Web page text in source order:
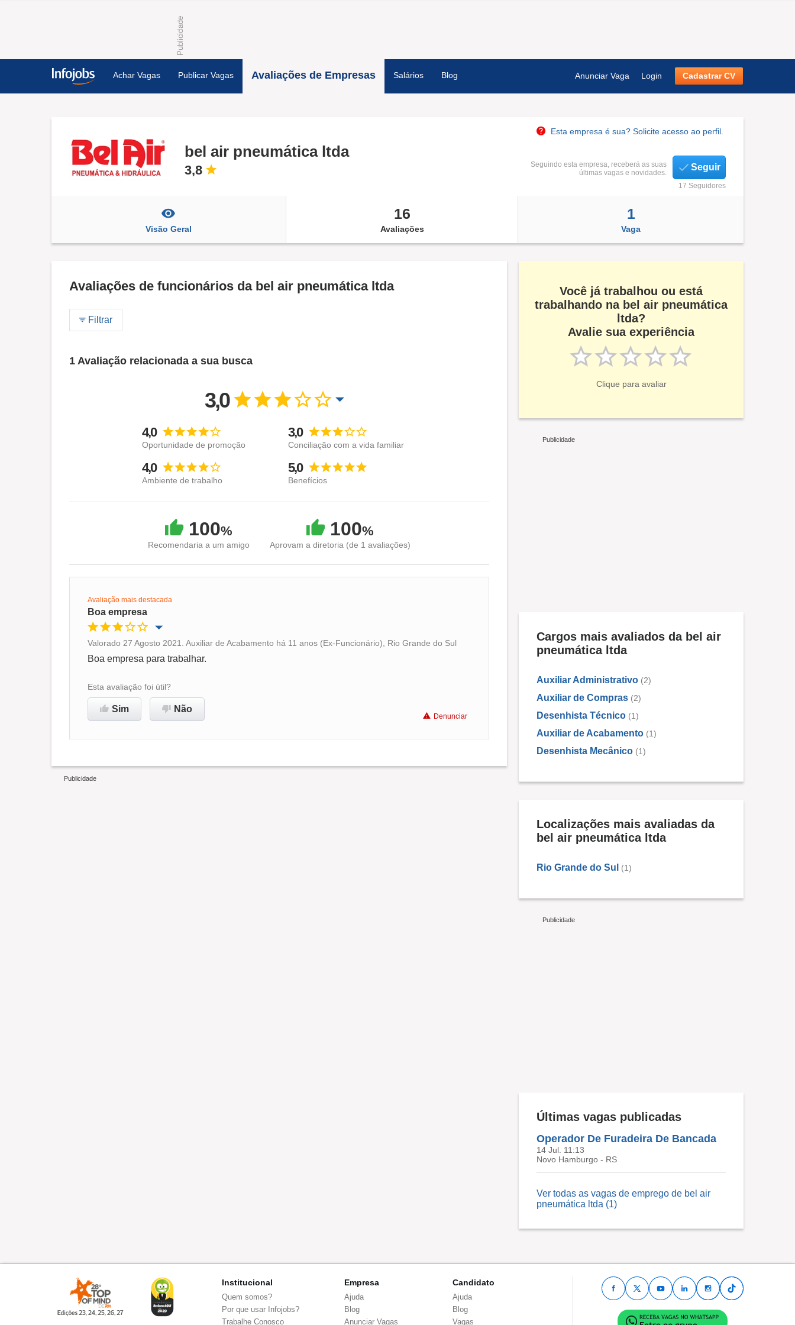
Achar Vagas Publicar Vagas Avaliações de Empresas Salários Blog Anunciar Vaga Login Cadastrar CV
Esta empresa é sua? Solicite acesso ao perfil.
bel air pneumática ltda
3,8
Seguindo esta empresa, receberá as suas
últimas vagas e novidades.
Seguir
17 Seguidores
Visão Geral
16
Avaliações
1
Vaga
Avaliações de funcionários da bel air pneumática ltda
Filtrar
1 Avaliação relacionada a sua busca
3,0
4,0
Oportunidade de promoção
3,0
Conciliação com a vida familiar
4,0
Ambiente de trabalho
5,0
Benefícios
100%
Recomendaria a um amigo
100%
Aprovam a diretoria (de 1 avaliações)
Avaliação mais destacada
Boa empresa
Oportunidade de promoção
Ambiente de trabalho
Recomenda esta empresa
Valorado 27 Agosto 2021. Auxiliar de Acabamento há 11 anos (Ex-Funcionário), Rio Grande do Sul
Boa empresa para trabalhar.
Esta avaliação foi útil?
Sim Não
Denunciar
Você já trabalhou ou está
trabalhando na bel air pneumática
ltda?
Avalie sua experiência
Clique para avaliar
Cargos mais avaliados da bel air
pneumática ltda
Auxiliar Administrativo (2)
Auxiliar de Compras (2)
Desenhista Técnico (1)
Auxiliar de Acabamento (1)
Desenhista Mecânico (1)
Localizações mais avaliadas da
bel air pneumática ltda
Rio Grande do Sul (1)
Últimas vagas publicadas
Operador De Furadeira De Bancada
14 Jul. 11:13
Novo Hamburgo - RS
Ver todas as vagas de emprego de bel air
pneumática ltda (1)
Institucional
Quem somos?
Por que usar Infojobs?
Trabalhe Conosco
Empresa
Ajuda
Blog
Anunciar Vagas
Candidato
Ajuda
Blog
Vagas